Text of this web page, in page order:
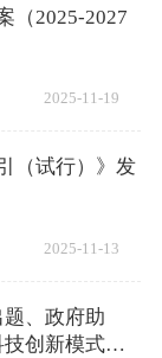
（2025-2027
2025-11-19
（试行）》发
2025-11-13
、政府助
创新模式的